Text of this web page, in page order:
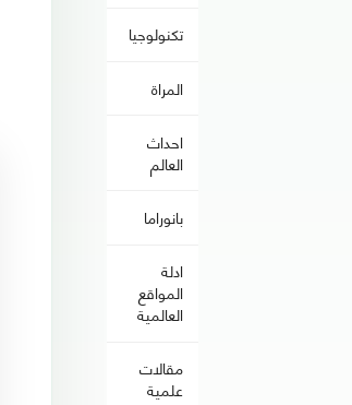
تكنولوجيا
المراة
احداث
العالم
بانوراما
ادلة
المواقع
العالمية
مقالات
علمية